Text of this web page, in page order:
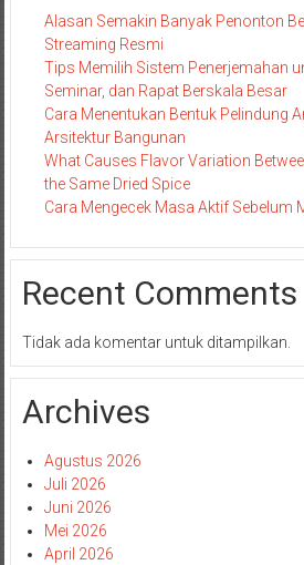
Alasan Semakin Banyak Penonton
Streaming Resmi
Tips Memilih Sistem Penerjemahan
Seminar, dan Rapat Berskala Besar
Cara Menentukan Bentuk Pelindung
Arsitektur Bangunan
What Causes Flavor Variation
the Same Dried Spice
Cara Mengecek Masa Aktif Sebelum
Recent Comments
Tidak ada komentar untuk ditampilkan.
Archives
Agustus 2026
Juli 2026
Juni 2026
Mei 2026
April 2026